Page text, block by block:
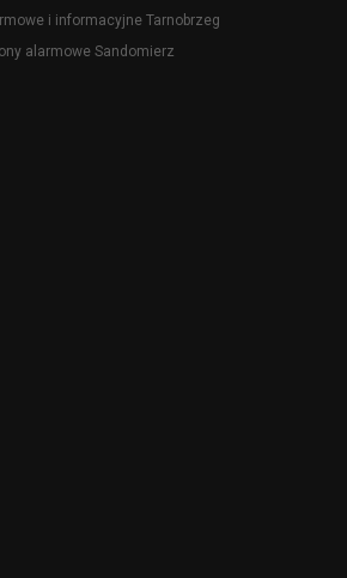
i informacyjne Tarnobrzeg
alarmowe Sandomierz